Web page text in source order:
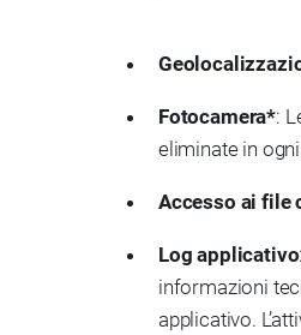
Fotocamera*:
eliminate in
Accesso ai file
Log applicativo
informazioni
applicativo.